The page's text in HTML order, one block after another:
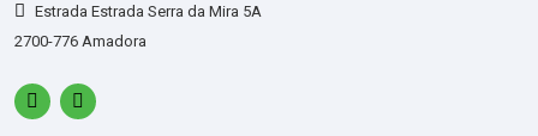
Estrada Estrada Serra da Mira 5A
2700-776 Amadora